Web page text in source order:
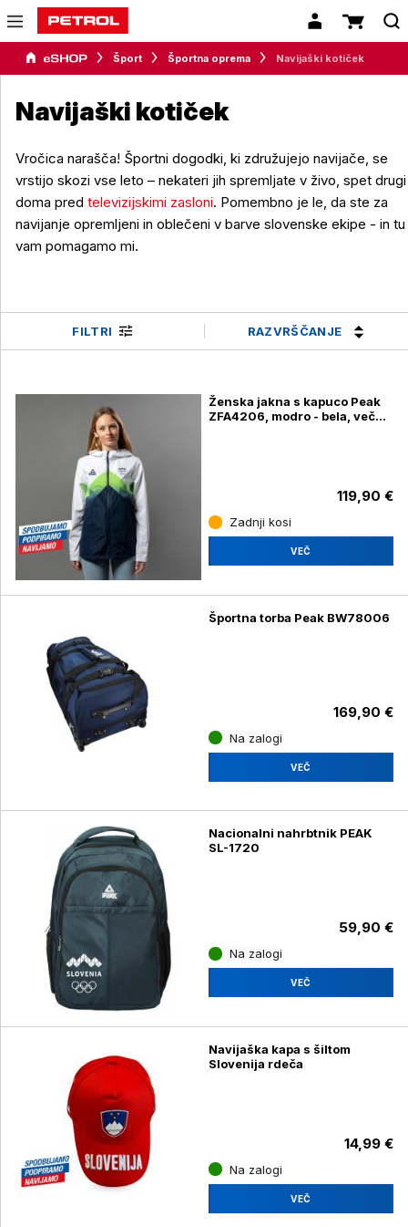
Šport Športna oprema Navijaški kotiček
Navijaški kotiček
Vročica narašča! Športni dogodki, ki združujejo navijače, se
vrstijo skozi vse leto – nekateri jih spremljate v živo, spet drugi
doma pred televizijskimi zasloni. Pomembno je le, da ste za
navijanje opremljeni in oblečeni v barve slovenske ekipe - in tu
vam pomagamo mi.
FILTRI RAZVRŠČANJE
Ženska jakna s kapuco Peak
ZFA4206, modro - bela, več
119,90 €
Zadnji kosi
VEČ
Športna torba Peak BW78006
169,90 €
Na zalogi
VEČ
Nacionalni nahrbtnik PEAK
SL-1720
59,90 €
Na zalogi
VEČ
Navijaška kapa s šiltom
Slovenija rdeča
14,99 €
Na zalogi
VEČ